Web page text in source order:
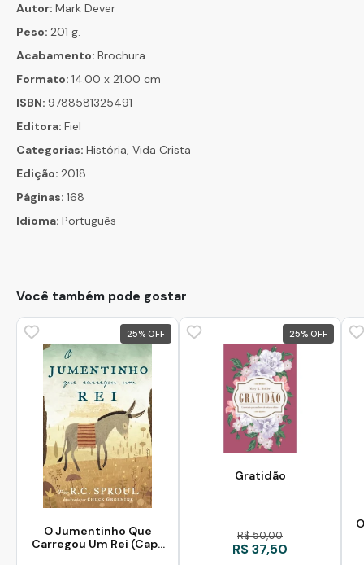
Autor: Mark Dever
Peso: 201 g.
Acabamento: Brochura
Formato: 14.00 x 21.00 cm
ISBN: 9788581325491
Editora: Fiel
Categorias: História, Vida Cristã
Edição: 2018
Páginas: 168
Idioma: Português
Você também pode gostar
25%
O Jumentinho Que
Carregou Um Rei (Capa
25%
Gratidão
R$ 50,00
R$ 37,50